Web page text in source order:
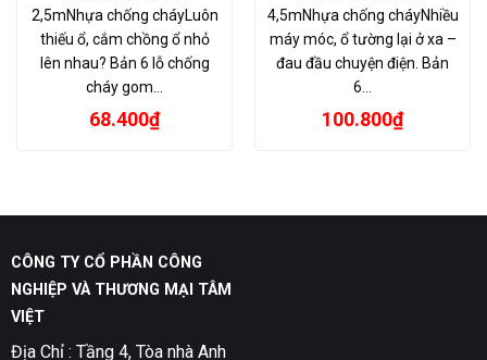
2,5mNhựa chống cháyLuôn
thiếu ổ, cắm chồng ổ nhỏ
lên nhau? Bản 6 lỗ chống
cháy gom…
68.400₫
4,5mNhựa chống cháyNhiều
máy móc, ổ tường lại ở xa –
đau đầu chuyện điện. Bản
6…
100.800₫
CÔNG TY CỔ PHẦN CÔNG
NGHIỆP VÀ THƯƠNG MẠI TÂM
VIỆT
Địa Chỉ : Tầng 4, Tòa nhà Anh